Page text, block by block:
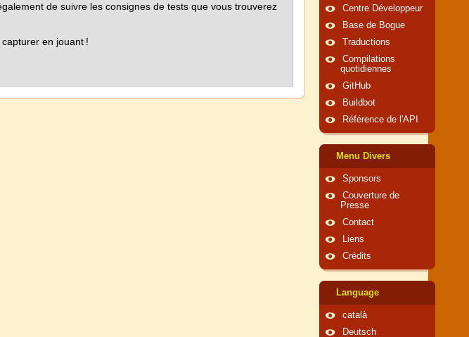
de suivre les consignes de tests que vous trouverez
en jouant !
Centre Développeur
Base de Bogue
Traductions
Compilations
quotidiennes
GitHub
Buildbot
Référence de l'API
Menu Divers
Sponsors
Couverture de
Presse
Contact
Liens
Crédits
Language
català
Deutsch